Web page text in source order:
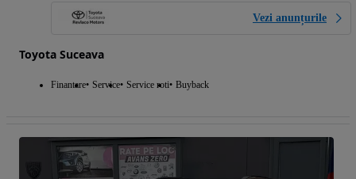
Vezi anunțurile
Toyota Suceava
Finantare Service Service roti Buyback